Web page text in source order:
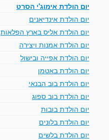
יום הולדת אימוג'י הסרט
יום הולדת אינדיאנים
יום הולדת אליס בארץ הפלאות
יום הולדת אמנות ויצירה
יום הולדת אפייה ובישול
יום הולדת באטמן
יום הולדת בוב הבנאי
יום הולדת בוב ספוג
יום הולדת בובות
יום הולדת בלונים
יום הולדת בלשים